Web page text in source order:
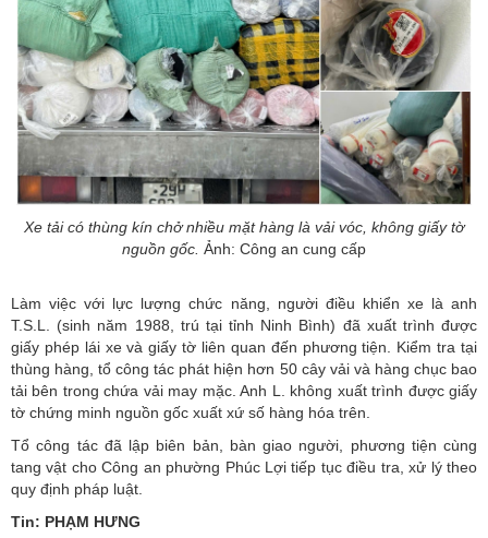
Xe tải có thùng kín chở nhiều mặt hàng là vải vóc, không giấy tờ
nguồn gốc. Ảnh: Công an cung cấp
Làm việc với lực lượng chức năng, người điều khiển xe là anh
T.S.L. (sinh năm 1988, trú tại tỉnh Ninh Bình) đã xuất trình được
giấy phép lái xe và giấy tờ liên quan đến phương tiện. Kiểm tra tại
thùng hàng, tổ công tác phát hiện hơn 50 cây vải và hàng chục bao
tải bên trong chứa vải may mặc. Anh L. không xuất trình được giấy
tờ chứng minh nguồn gốc xuất xứ số hàng hóa trên.
Tổ công tác đã lập biên bản, bàn giao người, phương tiện cùng
tang vật cho Công an phường Phúc Lợi tiếp tục điều tra, xử lý theo
quy định pháp luật.
Tin: PHẠM HƯNG